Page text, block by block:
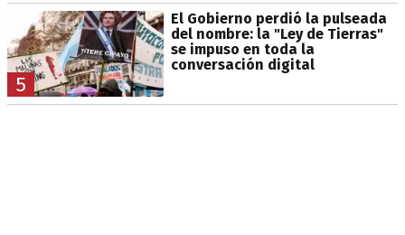
5
El Gobierno perdió la pulseada
del nombre: la "Ley de Tierras"
se impuso en toda la
conversación digital